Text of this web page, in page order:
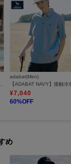
合があります。ま
製品と画像のカラー
adabat(Men)
¥7,040
60%OFF
め